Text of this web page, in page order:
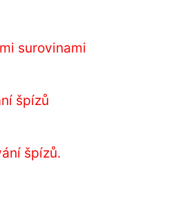
surovinami
špízů
špízů.